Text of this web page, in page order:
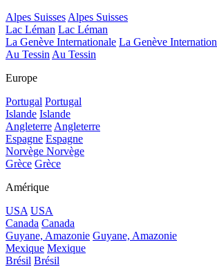
Alpes Suisses Alpes Suisses
Lac Léman Lac Léman
La Genève Internationale La Genève
Au Tessin Au Tessin
Europe
Portugal Portugal
Islande Islande
Angleterre Angleterre
Espagne Espagne
Norvège Norvège
Grèce Grèce
Amérique
USA USA
Canada Canada
Guyane, Amazonie Guyane, Amazonie
Mexique Mexique
Brésil Brésil